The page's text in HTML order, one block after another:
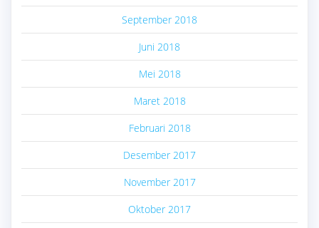
September 2018
Juni 2018
Mei 2018
Maret 2018
Februari 2018
Desember 2017
November 2017
Oktober 2017